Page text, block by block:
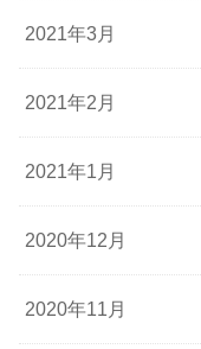
2021年3月
2021年2月
2021年1月
2020年12月
2020年11月